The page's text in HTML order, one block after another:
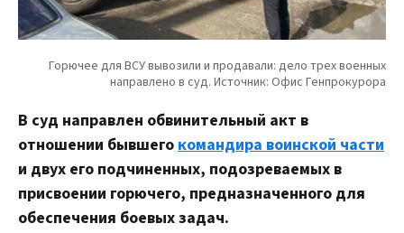
В суд направлен обвинительный акт в
отношении бывшего командира воинской части
и двух его подчиненных, подозреваемых в
присвоении горючего, предназначенного для
обеспечения боевых задач.